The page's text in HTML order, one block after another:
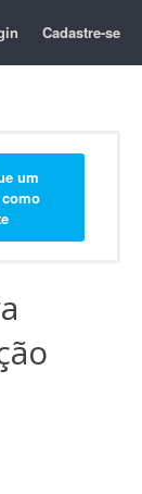
Cadastre-se
um